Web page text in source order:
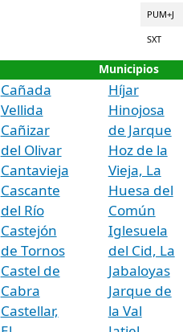
PUM+J
SXT
Municipios
Cañada
Vellida
Cañizar
del Olivar
Cantavieja
Cascante
del Río
Castejón
de Tornos
Castel de
Cabra
Castellar,
Híjar
Hinojosa
de Jarque
Hoz de la
Vieja, La
Huesa del
Común
Iglesuela
del Cid, La
Jabaloyas
Jarque de
la Val